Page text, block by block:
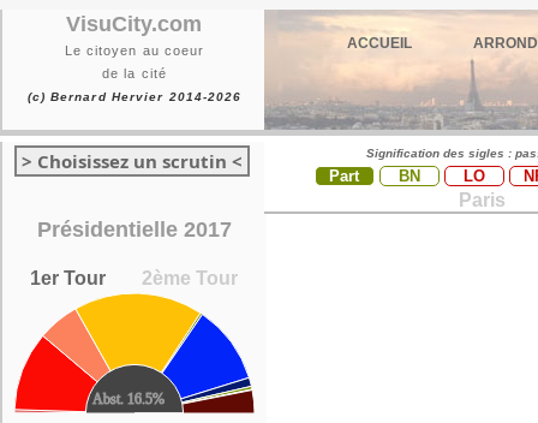
VisuCity.com
Le citoyen au coeur
de la cité
(c) Bernard Hervier 2014-2026
ACCUEIL
> Choisissez un scrutin <
Présidentielle 2017
1er Tour 2ème Tour
Signification des sigles :
Part BN LO
Paris